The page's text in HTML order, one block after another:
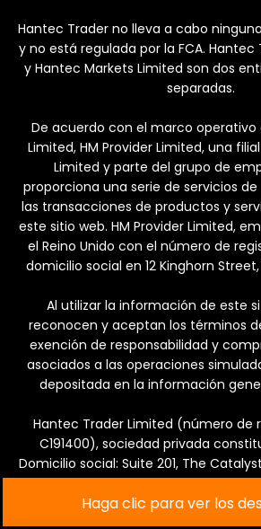
Haga clic para ver los
Hantec Trader no lleva a cabo
y no está regulada por la FCA. Hantec
y Hantec Markets Limited son dos
separadas.
De acuerdo con el marco operativo
Limited, HM Provider Limited, una
Limited y parte del grupo de
proporciona una serie de servicios
las transacciones de productos y
este sitio web. HM Provider Limited,
el Reino Unido con el número de
domicilio social en 12 Kinghorn Street,
Al utilizar la información de este
reconocen y aceptan los términos
exención de responsabilidad y
asociados a las operaciones
depositada en la información
Hantec Trader Limited (número de
C191400), sociedad privada
Domicilio social: Suite 201, The
Cybercity, Ebene,